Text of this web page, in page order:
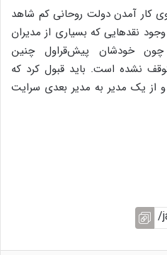
کار آمدن دولت روحانی کم شاهد
نقدهایی که بسیاری از مدیران
چون خودشان پیش‌قراول چنین
نشده است. باید قبول کرد که
یک مدیر به مدیر بعدی سرایت